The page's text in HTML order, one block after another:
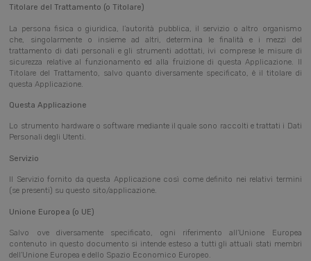
Titolare del Trattamento (o Titolare)
La persona fisica o giuridica, l’autorità pubblica, il servizio o altro organismo
che, singolarmente o insieme ad altri, determina le finalità e i mezzi del
trattamento di dati personali e gli strumenti adottati, ivi comprese le misure di
sicurezza relative al funzionamento ed alla fruizione di questa Applicazione. Il
Titolare del Trattamento, salvo quanto diversamente specificato, è il titolare di
questa Applicazione.
Questa Applicazione
Lo strumento hardware o software mediante il quale sono raccolti e trattati i Dati
Personali degli Utenti.
Servizio
Il Servizio fornito da questa Applicazione così come definito nei relativi termini
(se presenti) su questo sito/applicazione.
Unione Europea (o UE)
Salvo ove diversamente specificato, ogni riferimento all’Unione Europea
contenuto in questo documento si intende esteso a tutti gli attuali stati membri
dell’Unione Europea e dello Spazio Economico Europeo.